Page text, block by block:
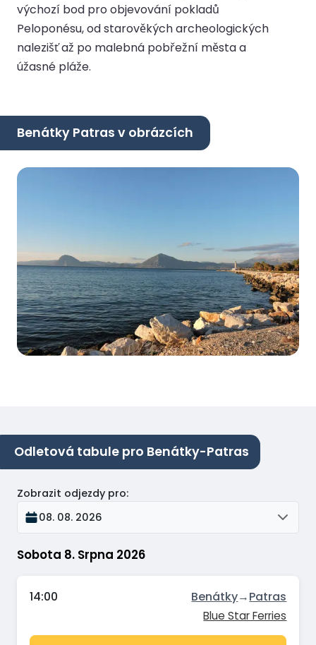
výchozí bod pro objevování pokladů
Peloponésu, od starověkých archeologických
nalezišť až po malebná pobřežní města a
úžasné pláže.
Benátky Patras v obrázcích
Odletová tabule pro Benátky-Patras
Sobota 8. Srpna 2026
Zobrazit odjezdy pro:
08. 08. 2026
14:00 Benátky→Patras
Blue Star Ferries